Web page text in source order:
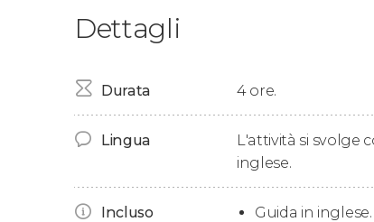
All'ora indicata, ci riuniremo presso il
Durante il tour, visiteremocinque locali
vivace atmosfera. Inoltre, in ognuno dei
birra o una nell'ultimo bar o locale.
Ci divertiremo insieme, conosceremo
se non ci fosse un domani: un'esperienza
Dettagli
Durata 4 ore.
Lingua
L'attività si svolge
inglese.
Incluso
Guida in inglese.